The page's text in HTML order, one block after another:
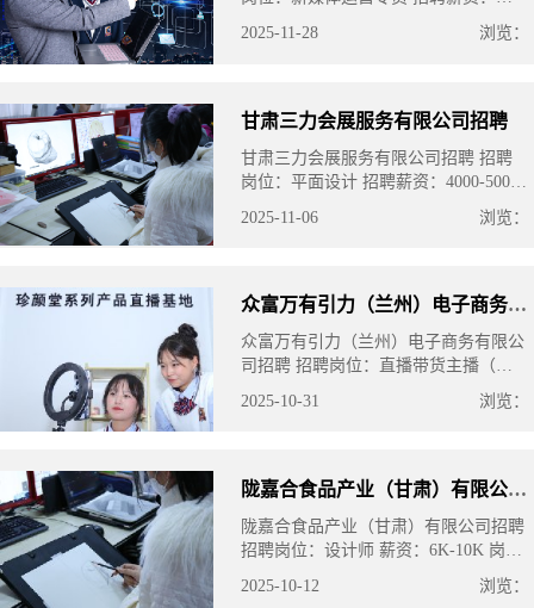
4000-6000 岗位职责：负责与运营团队
日常沟通对接，明确运营需求与交付标
2025-11-28 浏览：
甘肃三力会展服务有限公司招聘
甘肃三力会展服务有限公司招聘 招聘
岗位：平面设计 招聘薪资：4000-5000
元 岗位要求：主修专业为视觉传达设
计、广告设计与制作、计算机平面设
2025-11-06 浏览：
众富万有引力（兰州）电子商务有限公司
众富万有引力（兰州）电子商务有限公
司招聘 招聘岗位：直播带货主播（食
品类）全职主播，薪资待遇：底薪
（5K-15K）+高额提成（1%-5%销售
2025-10-31 浏览：
陇嘉合食品产业（甘肃）有限公司招聘
陇嘉合食品产业（甘肃）有限公司招聘
招聘岗位：设计师 薪资：6K-10K 岗位
要求：视觉传达、数字媒体艺术等设计
相关专业，精通Photoshop等设计软件。
2025-10-12 浏览：